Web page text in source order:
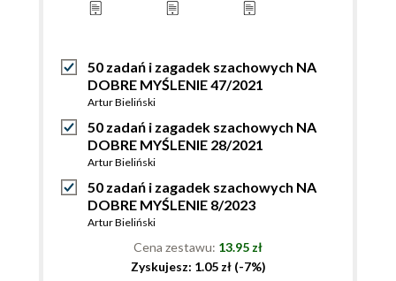
50 zadań i zagadek szachowych NA
DOBRE MYŚLENIE 47/2021
Artur Bieliński
50 zadań i zagadek szachowych NA
DOBRE MYŚLENIE 28/2021
Artur Bieliński
50 zadań i zagadek szachowych NA
DOBRE MYŚLENIE 8/2023
Artur Bieliński
Cena zestawu: 13.95 zł
Zyskujesz: 1.05 zł (-7%)